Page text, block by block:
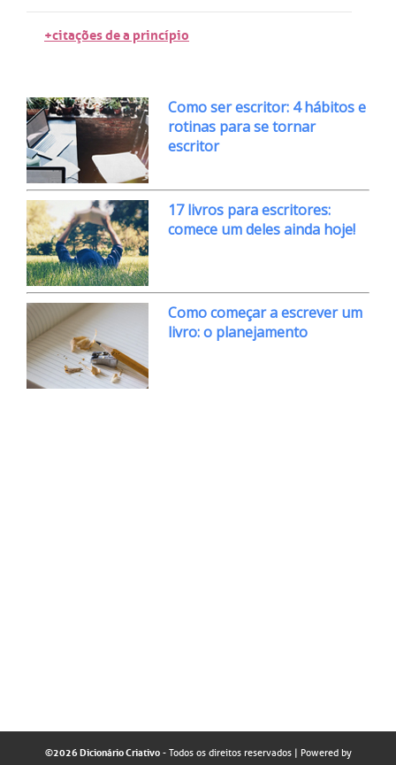
+citações de a princípio
Como ser escritor: 4 hábitos e
rotinas para se tornar
escritor
17 livros para escritores:
comece um deles ainda hoje!
Como começar a escrever um
livro: o planejamento
©2026 Dicionário Criativo- Todos os direitos reservados| Powered by